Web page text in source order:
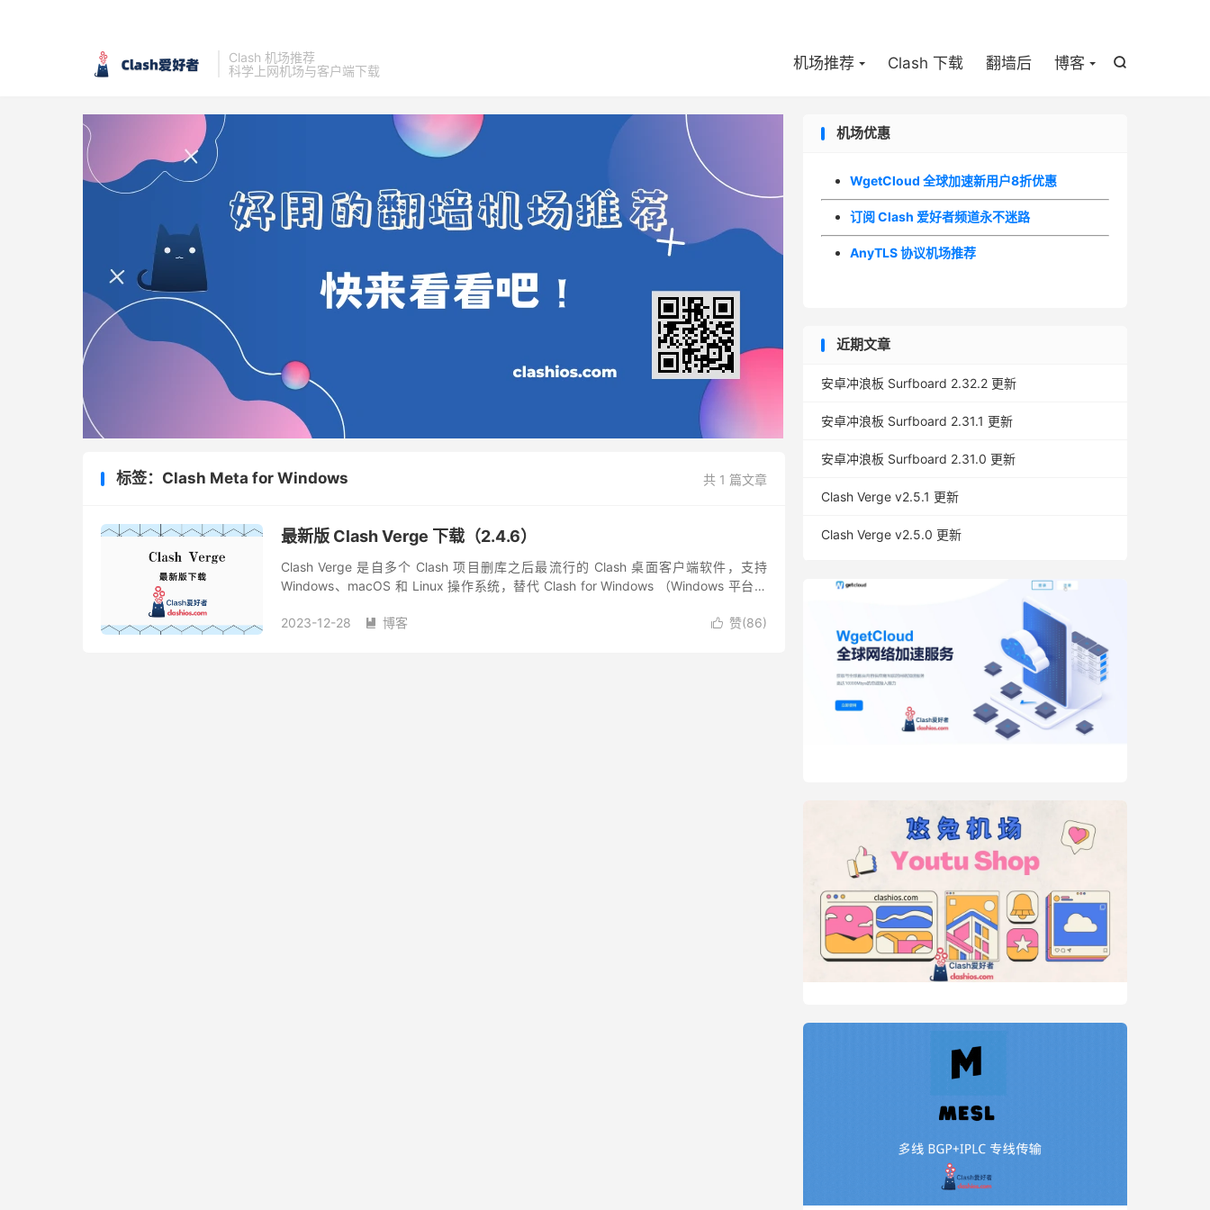
Clash 机场推荐
科学上网机场与客户端下载

机场推荐 Clash 下载 翻墙后 博客
共 1 篇文章
标签：Clash Meta for Windows
最新版 Clash Verge 下载（2.4.6）
Clash Verge 是自多个 Clash 项目删库之后最流行的 Clash 桌面客户端软件，支持
Windows、macOS 和 Linux 操作系统，替代 Clash for Windows （Windows 平台）
 赞(86)
2023-12-28  博客
机场优惠
WgetCloud 全球加速新用户8折优惠
订阅 Clash 爱好者频道永不迷路
AnyTLS 协议机场推荐
近期文章
安卓冲浪板 Surfboard 2.32.2 更新
安卓冲浪板 Surfboard 2.31.1 更新
安卓冲浪板 Surfboard 2.31.0 更新
Clash Verge v2.5.1 更新
Clash Verge v2.5.0 更新